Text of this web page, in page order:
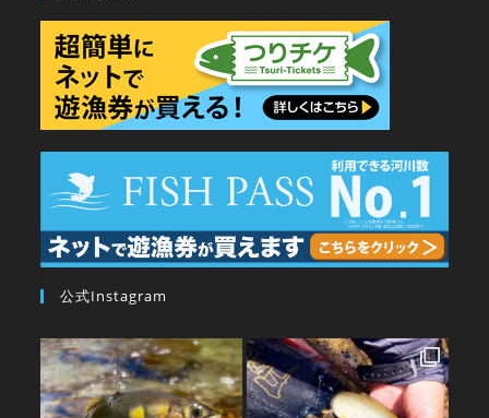
公式Instagram